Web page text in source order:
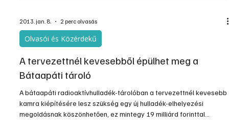
2013. jan. 8. 2 perc olvasás
Olvasói és Közérdekű
A tervezettnél kevesebből épülhet meg a
Bátaapáti tároló
A bátaapáti radioaktívhulladék-tárolóban a tervezettnél kevesebb
kamra kiépítésére lesz szükség egy új hulladék-elhelyezési
megoldásnak köszönhetően, ez mintegy 19 milliárd forinttal